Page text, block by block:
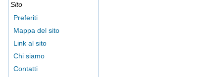
Sito
Preferiti
Mappa del sito
Link al sito
Chi siamo
Contatti